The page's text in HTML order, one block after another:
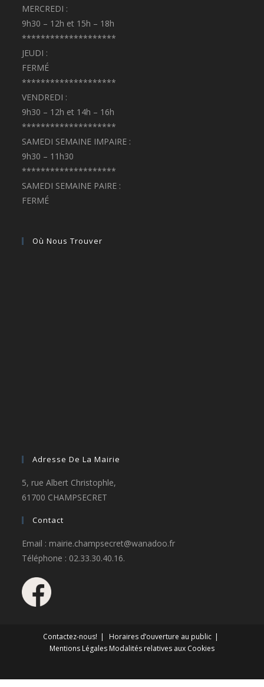
MERCREDI :
9h30 – 12h et 15h – 18h
********************
JEUDI :
FERMÉ
********************
VENDREDI :
9h30 – 12h et 14h – 16h
********************
SAMEDI SEMAINE IMPAIRE :
9h30 – 11h30
********************
SAMEDI SEMAINE PAIRE :
FERMÉ
Où Nous Trouver
Adresse De La Mairie
5, rue Albert Christophle,
61700 CHAMPSECRET
Contact
Email : mairie.champsecret@wanadoo.fr
Téléphone : 02.33.30.40.16.
Contactez-nous!
Horaires d’ouverture au public
Mentions Légales Modalités relatives aux Cookies